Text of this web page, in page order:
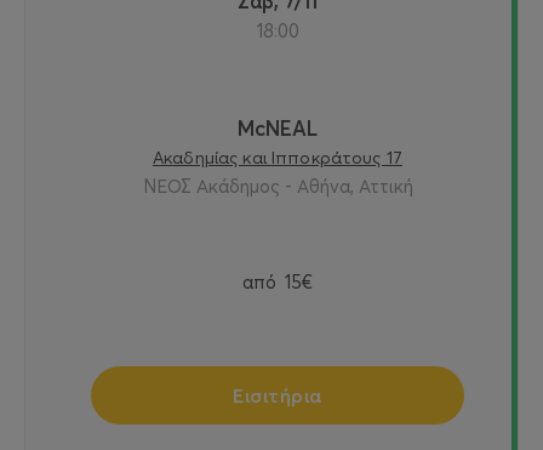
18:00
McNEAL
Ακαδημίας και Ιπποκράτους 17
ΝΕΟΣ Ακάδημος - Αθήνα, Αττική
από 15€
Εισιτήρια